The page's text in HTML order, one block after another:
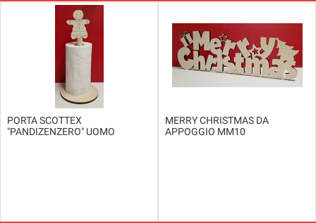
PORTA SCOTTEX
"PANDIZENZERO" UOMO
MERRY CHRISTMAS DA
APPOGGIO MM10